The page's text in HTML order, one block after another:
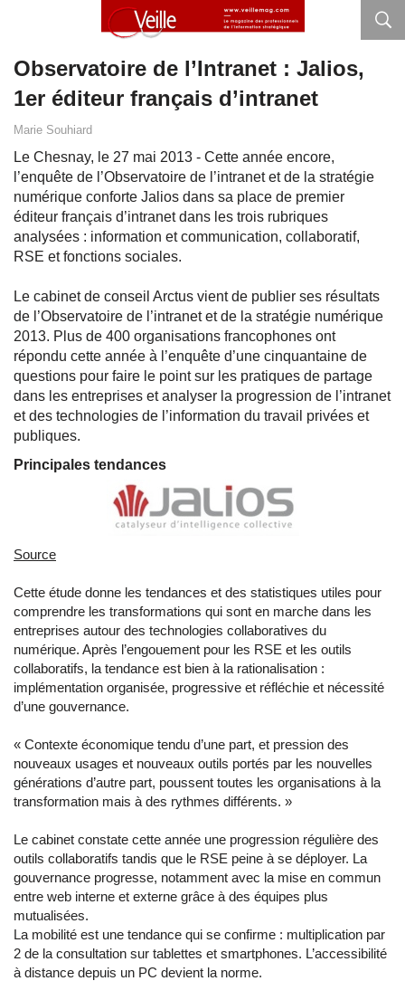
Observatoire de l’Intranet : Jalios,
1er éditeur français d’intranet
Marie Souhiard
Le Chesnay, le 27 mai 2013 - Cette année encore,
l’enquête de l’Observatoire de l’intranet et de la stratégie
numérique conforte Jalios dans sa place de premier
éditeur français d’intranet dans les trois rubriques
analysées : information et communication, collaboratif,
RSE et fonctions sociales.
Le cabinet de conseil Arctus vient de publier ses résultats
de l’Observatoire de l’intranet et de la stratégie numérique
2013. Plus de 400 organisations francophones ont
répondu cette année à l’enquête d’une cinquantaine de
questions pour faire le point sur les pratiques de partage
dans les entreprises et analyser la progression de l’intranet
et des technologies de l’information du travail privées et
publiques.
Principales tendances
Source
Cette étude donne les tendances et des statistiques utiles pour
comprendre les transformations qui sont en marche dans les
entreprises autour des technologies collaboratives du
numérique. Après l’engouement pour les RSE et les outils
collaboratifs, la tendance est bien à la rationalisation :
implémentation organisée, progressive et réfléchie et nécessité
d’une gouvernance.
« Contexte économique tendu d’une part, et pression des
nouveaux usages et nouveaux outils portés par les nouvelles
générations d’autre part, poussent toutes les organisations à la
transformation mais à des rythmes différents. »
Le cabinet constate cette année une progression régulière des
outils collaboratifs tandis que le RSE peine à se déployer. La
gouvernance progresse, notamment avec la mise en commun
entre web interne et externe grâce à des équipes plus
mutualisées.
La mobilité est une tendance qui se confirme : multiplication par
2 de la consultation sur tablettes et smartphones. L’accessibilité
à distance depuis un PC devient la norme.